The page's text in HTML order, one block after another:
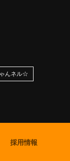
んネル☆
採用情報